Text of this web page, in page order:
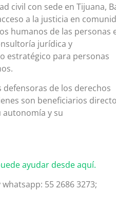
civil con sede en Tijuana,
a la justicia en
humanos de las personas
jurídica y
estratégico para personas
de los derechos
son beneficiarios
autonomía y su
ayudar desde aquí.
55 2686 3273;